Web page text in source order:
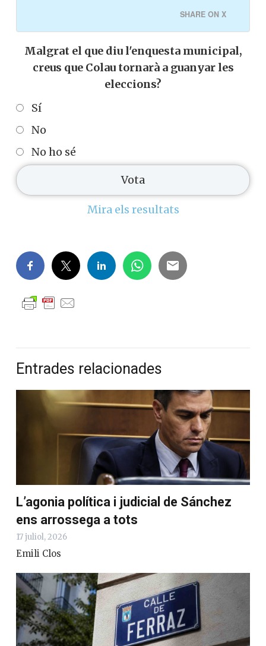
SHARE ON X
Malgrat el que diu l'enquesta municipal,
creus que Colau tornarà a guanyar les
eleccions?
Sí
No
No ho sé
Mira els resultats
Entrades relacionades
L’agonia política i judicial de Sánchez
ens arrossega a tots
17 juliol, 2026
Emili Clos